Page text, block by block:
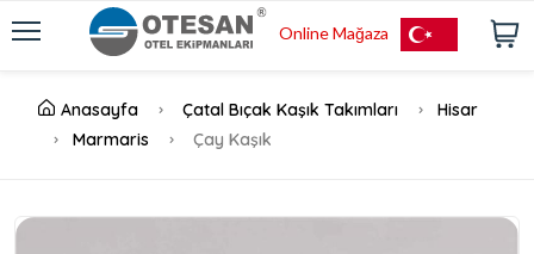
Online Mağaza
Anasayfa Çatal Bıçak Kaşık Takımları
Hisar
Marmaris
Çay Kaşık